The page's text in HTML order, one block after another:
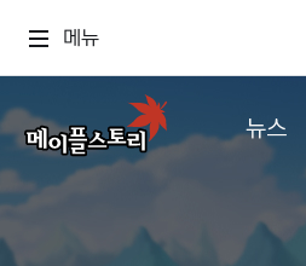
메뉴
뉴스
공지사항
업데이트